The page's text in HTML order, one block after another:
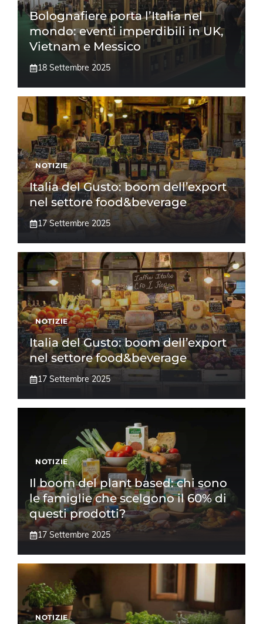
Bolognafiere porta l’Italia nel
mondo: eventi imperdibili in UK,
Vietnam e Messico
18 Settembre 2025
NOTIZIE
Italia del Gusto: boom dell’export
nel settore food&beverage
17 Settembre 2025
NOTIZIE
Italia del Gusto: boom dell’export
nel settore food&beverage
17 Settembre 2025
NOTIZIE
Il boom del plant based: chi sono
le famiglie che scelgono il 60% di
questi prodotti?
17 Settembre 2025
NOTIZIE